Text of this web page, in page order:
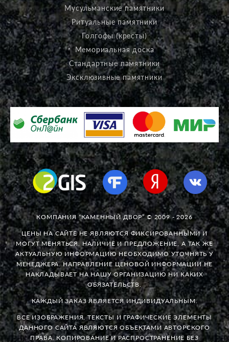
Мусульманские памятники
Ритуальные памятники
Голгофы (кресты)
Мемориальная доска
Стандартные памятники
Эксклюзивные памятники
КОМПАНИЯ “КАМЕННЫЙ ДВОР” © 2009 - 2026
ЦЕНЫ НА САЙТЕ НЕ ЯВЛЯЮТСЯ ФИКСИРОВАННЫМИ И
МОГУТ МЕНЯТЬСЯ. НАЛИЧИЕ И ПРЕДЛОЖЕНИЕ, А ТАК ЖЕ
АКТУАЛЬНУЮ ИНФОРМАЦИЮ НЕОБХОДИМО УТОЧНЯТЬ У
МЕНЕДЖЕРА. НАПРАВЛЕНИЕ ЦЕНОВОЙ ИНФОРМАЦИИ НЕ
НАКЛАДЫВАЕТ НА НАШУ ОРГАНИЗАЦИЮ НИ КАКИХ
ОБЯЗАТЕЛЬСТВ.
КАЖДЫЙ ЗАКАЗ ЯВЛЯЕТСЯ ИНДИВИДУАЛЬНЫМ.
ВСЕ ИЗОБРАЖЕНИЯ, ТЕКСТЫ И ГРАФИЧЕСКИЕ ЭЛЕМЕНТЫ
ДАННОГО САЙТА ЯВЛЯЮТСЯ ОБЪЕКТАМИ АВТОРСКОГО
ПРАВА. КОПИРОВАНИЕ И РАСПРОСТРАНЕНИЕ БЕЗ